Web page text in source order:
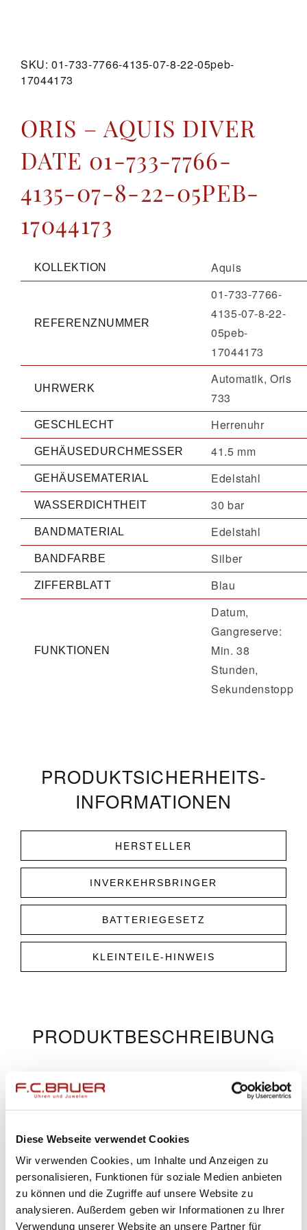
Diese Webseite verwendet Cookies
Wir verwenden Cookies, um Inhalte und Anzeigen zu
personalisieren, Funktionen für soziale Medien anbieten
zu können und die Zugriffe auf unsere Website zu
analysieren. Außerdem geben wir Informationen zu Ihrer
Verwendung unserer Website an unsere Partner für
SKU:01-733-7766-4135-07-8-22-05peb-
17044173
ORIS – AQUIS DIVER
DATE 01-733-7766-
4135-07-8-22-05PEB-
17044173
KOLLEKTION Aquis
REFERENZNUMMER
01-733-7766-
4135-07-8-22-
05peb-
17044173
UHRWERK
Automatik, Oris
733
GESCHLECHT Herrenuhr
GEHÄUSEDURCHMESSER 41.5 mm
GEHÄUSEMATERIAL Edelstahl
WASSERDICHTHEIT 30 bar
BANDMATERIAL Edelstahl
BANDFARBE Silber
ZIFFERBLATT Blau
FUNKTIONEN
Datum,
Gangreserve:
Min. 38
Stunden,
Sekundenstopp
PRODUKT­­SICHERHEITS­
INFORMATIONEN
HERSTELLER
INVERKEHRSBRINGER
BATTERIEGESETZ
KLEINTEILE-HINWEIS
PRODUKT­­BESCHREIBUNG
ÄHNLICHE PRODUKTE